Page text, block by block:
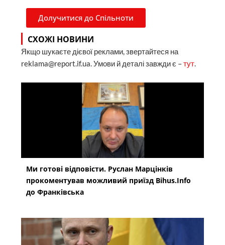
Долучитися до Спільноти
СХОЖІ НОВИНИ
Якщо шукаєте дієвої реклами, звертайтеся на
reklama@report.if.ua. Умови й деталі завжди є –тут.
Ми готові відповісти. Руслан Марцінків
прокоментував можливий приїзд Bihus.Info
до Франківська